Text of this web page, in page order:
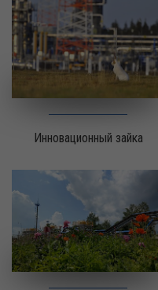
Инновационный зайка